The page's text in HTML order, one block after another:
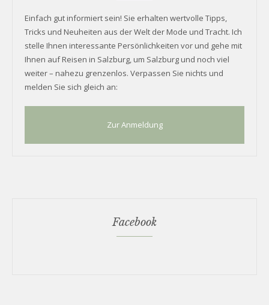
Einfach gut informiert sein! Sie erhalten wertvolle Tipps,
Tricks und Neuheiten aus der Welt der Mode und Tracht. Ich
stelle Ihnen interessante Persönlichkeiten vor und gehe mit
Ihnen auf Reisen in Salzburg, um Salzburg und noch viel
weiter – nahezu grenzenlos. Verpassen Sie nichts und
melden Sie sich gleich an:
Zur Anmeldung
Facebook